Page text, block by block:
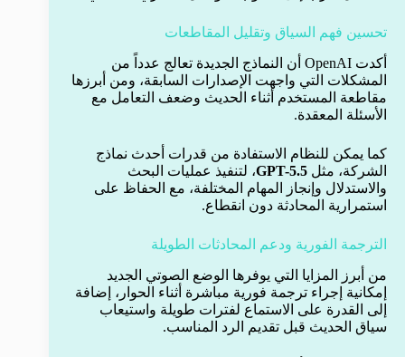
تحسين فهم السياق وتقليل المقاطعات
أكدت OpenAI أن النماذج الجديدة تعالج عدداً من
المشكلات التي واجهت الإصدارات السابقة، ومن أبرزها
مقاطعة المستخدم أثناء الحديث وضعف التعامل مع
الأسئلة المعقدة.
كما يمكن للنظام الاستفادة من قدرات أحدث نماذج
الشركة، مثل GPT-5.5، لتنفيذ عمليات البحث
والاستدلال وإنجاز المهام المختلفة، مع الحفاظ على
استمرارية المحادثة دون انقطاع.
الترجمة الفورية ودعم المحادثات الطويلة
من أبرز المزايا التي يوفرها الوضع الصوتي الجديد
إمكانية إجراء ترجمة فورية مباشرة أثناء الحوار، إضافة
إلى القدرة على الاستماع لفترات طويلة واستيعاب
سياق الحديث قبل تقديم الرد المناسب.